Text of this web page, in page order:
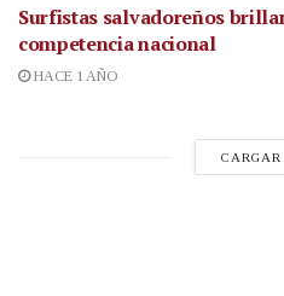
Surfistas salvadoreños
competencia nacional
HACE 1 AÑO